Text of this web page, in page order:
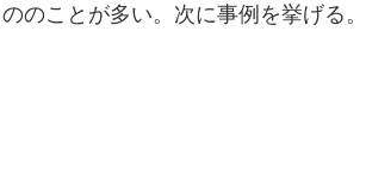
のことが多い。次に事例を挙げる。